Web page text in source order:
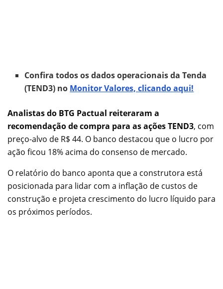
Confira todos os dados operacionais da Tenda
(TEND3) no Monitor Valores, clicando aqui!
Analistas do BTG Pactual reiteraram a
recomendação de compra para as ações TEND3, com
preço-alvo de R$ 44. O banco destacou que o lucro por
ação ficou 18% acima do consenso de mercado.
O relatório do banco aponta que a construtora está
posicionada para lidar com a inflação de custos de
construção e projeta crescimento do lucro líquido para
os próximos períodos.